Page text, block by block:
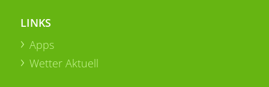
LINKS
Apps
Wetter Aktuell